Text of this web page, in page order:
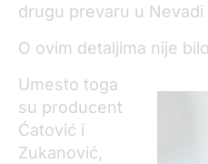
drugu prevaru u Nevadi
O ovim detaljima nije
Umesto toga
su producent
Ćatović i
Zukanović,